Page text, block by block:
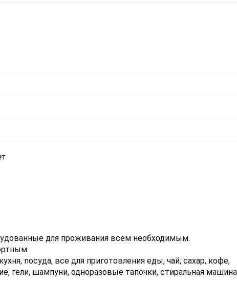
для проживания всем необходимым.
посуда, все для приготовления еды, чай, сахар, кофе,
гели, шампуни, одноразовые тапочки, стиральная